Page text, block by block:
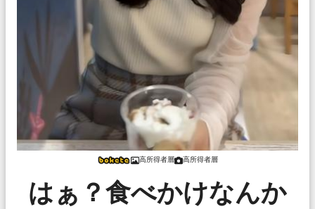
高所得者層 高所得者層
はぁ？食べかけなんか